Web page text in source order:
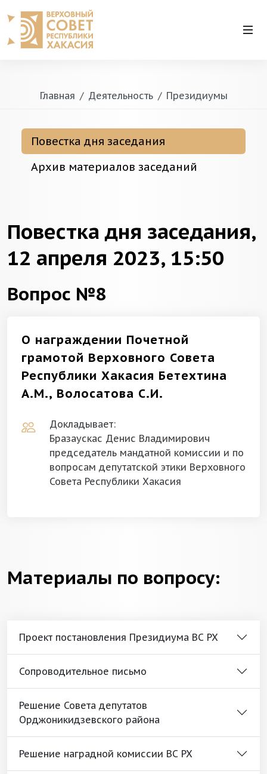
Главная Деятельность Президиумы
Повестка дня заседания
Архив материалов заседаний
Повестка дня заседания,
12 апреля 2023, 15:50
Вопрос №8
О награждении Почетной
грамотой Верховного Совета
Республики Хакасия Бетехтина
А.М., Волосатова С.И.
Докладывает:
Бразаускас Денис Владимирович
председатель мандатной комиссии и по
вопросам депутатской этики Верховного
Совета Республики Хакасия
Материалы по вопросу:
Проект постановления Президиума ВС РХ
Сопроводительное письмо
Решение Совета депутатов
Орджоникидзевского района
Решение наградной комиссии ВС РХ